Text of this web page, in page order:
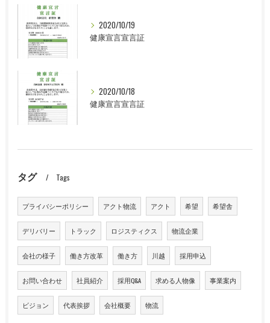
2020/10/19
健康宣言宣言証
2020/10/18
健康宣言宣言証
タグ Tags
プライバシーポリシー アクト物流 アクト 希望 希望舎
デリバリー トラック ロジスティクス 物流企業
会社の様子 働き方改革 働き方 川越 採用申込
お問い合わせ 社員紹介 採用Q&A 求める人物像 事業案内
ビジョン 代表挨拶 会社概要 物流